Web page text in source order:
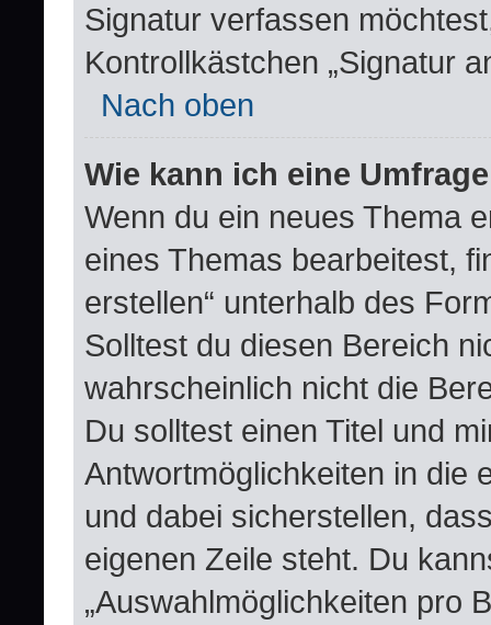
Signatur verfassen
Kontrollkästchen „Signatur
Nach oben
Wie kann ich eine
Wenn du ein neues Thema
eines Themas bearbeitest,
erstellen“ unterhalb des
Solltest du diesen Bereich
wahrscheinlich nicht die
Du solltest einen Titel und
Antwortmöglichkeiten in die
und dabei sicherstellen,
eigenen Zeile steht. Du
„Auswahlmöglichkeiten pro